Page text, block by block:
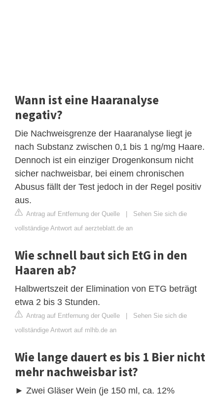
Wann ist eine Haaranalyse
negativ?
Die Nachweisgrenze der Haaranalyse liegt je
nach Substanz zwischen 0,1 bis 1 ng/mg Haare.
Dennoch ist ein einziger Drogenkonsum nicht
sicher nachweisbar, bei einem chronischen
Abusus fällt der Test jedoch in der Regel positiv
aus.
Antrag auf Entfernung der Quelle | Sehen Sie sich die
vollständige Antwort auf aerzteblatt.de an
Wie schnell baut sich EtG in den
Haaren ab?
Halbwertszeit der Elimination von ETG beträgt
etwa 2 bis 3 Stunden.
Antrag auf Entfernung der Quelle | Sehen Sie sich die
vollständige Antwort auf mlhb.de an
Wie lange dauert es bis 1 Bier nicht
mehr nachweisbar ist?
► Zwei Gläser Wein (je 150 ml, ca. 12%